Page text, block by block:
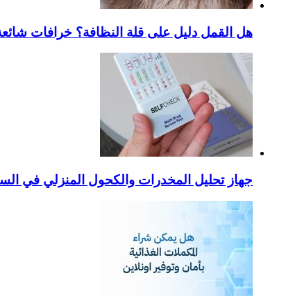
هل القمل دليل على قلة النظافة؟ خرافات
جهاز تحليل المخدرات والكحول المنزلي في